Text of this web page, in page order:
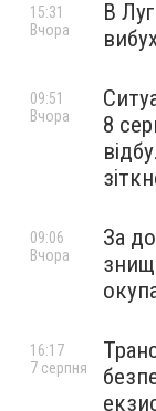
В
15:31
Вчора
8
09:51
Вчора
За
09:06
Вчора
16:17
7 серпня